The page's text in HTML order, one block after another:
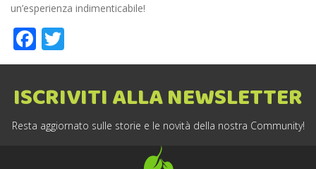
un’esperienza indimenticabile!
Facebook
ISCRIVITI ALLA NEWSLETTER
Resta aggiornato sulle storie e le novità della nostra Community!